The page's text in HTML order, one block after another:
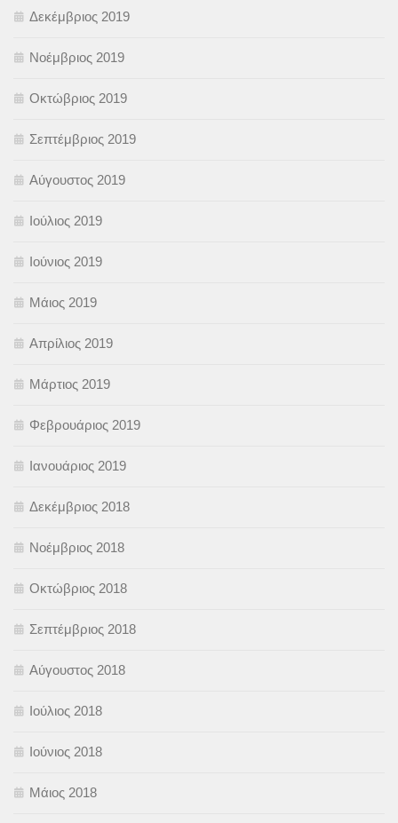
Δεκέμβριος 2019
Νοέμβριος 2019
Οκτώβριος 2019
Σεπτέμβριος 2019
Αύγουστος 2019
Ιούλιος 2019
Ιούνιος 2019
Μάιος 2019
Απρίλιος 2019
Μάρτιος 2019
Φεβρουάριος 2019
Ιανουάριος 2019
Δεκέμβριος 2018
Νοέμβριος 2018
Οκτώβριος 2018
Σεπτέμβριος 2018
Αύγουστος 2018
Ιούλιος 2018
Ιούνιος 2018
Μάιος 2018